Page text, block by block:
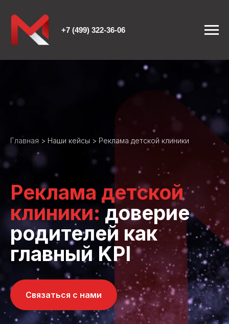
+7 (499) 322-36-06
Главная > Наши кейсы > Реклама детской клиники
Реклама детской
клиники: доверие
родителей как
главный KPI
Связаться с нами